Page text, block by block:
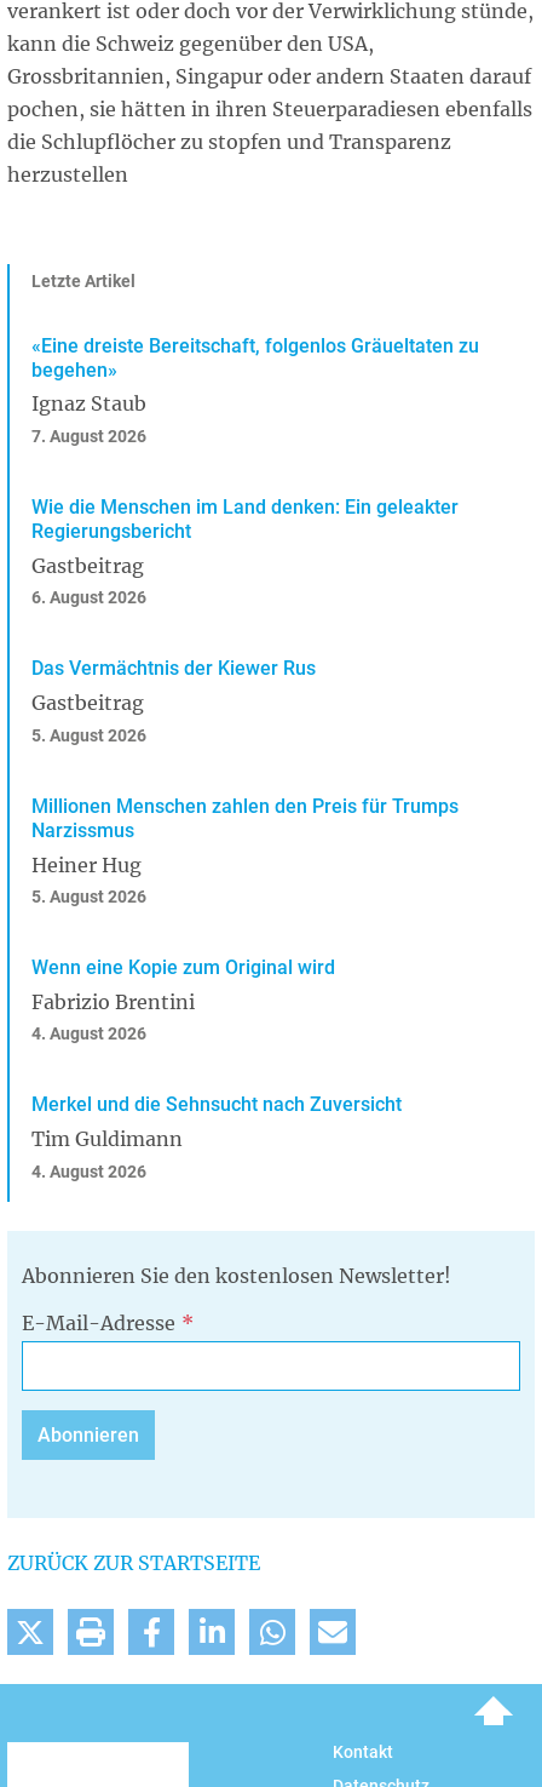
verankert ist oder doch vor der Verwirklichung stünde,
kann die Schweiz gegenüber den USA,
Grossbritannien, Singapur oder andern Staaten darauf
pochen, sie hätten in ihren Steuerparadiesen ebenfalls
die Schlupflöcher zu stopfen und Transparenz
herzustellen
Letzte Artikel
«Eine dreiste Bereitschaft, folgenlos Gräueltaten zu
begehen»
Ignaz Staub
7. August 2026
Wie die Menschen im Land denken: Ein geleakter
Regierungsbericht
Gastbeitrag
6. August 2026
Das Vermächtnis der Kiewer Rus
Gastbeitrag
5. August 2026
Millionen Menschen zahlen den Preis für Trumps
Narzissmus
Heiner Hug
5. August 2026
Wenn eine Kopie zum Original wird
Fabrizio Brentini
4. August 2026
Merkel und die Sehnsucht nach Zuversicht
Tim Guldimann
4. August 2026
Abonnieren Sie den kostenlosen Newsletter!
E-Mail-Adresse
ZURÜCK ZUR STARTSEITE
Kontakt